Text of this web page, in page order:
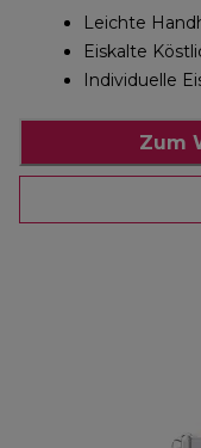
Leichte
Eiskalte
Individuelle
Zum